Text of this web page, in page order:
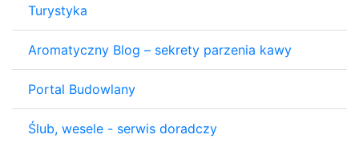
Turystyka
Aromatyczny Blog – sekrety parzenia kawy
Portal Budowlany
Ślub, wesele - serwis doradczy